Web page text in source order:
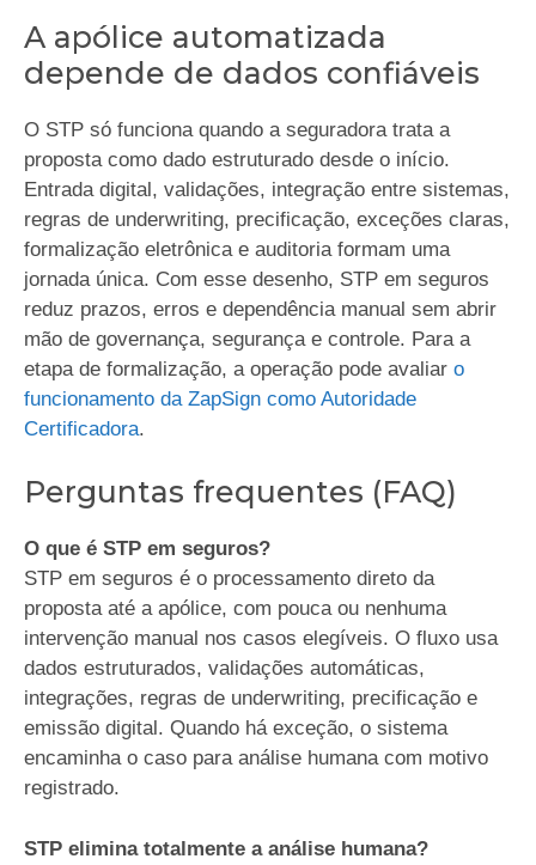
A apólice automatizada
depende de dados confiáveis
O STP só funciona quando a seguradora trata a
proposta como dado estruturado desde o início.
Entrada digital, validações, integração entre sistemas,
regras de underwriting, precificação, exceções claras,
formalização eletrônica e auditoria formam uma
jornada única. Com esse desenho, STP em seguros
reduz prazos, erros e dependência manual sem abrir
mão de governança, segurança e controle. Para a
etapa de formalização, a operação pode avaliar o
funcionamento da ZapSign como Autoridade
Certificadora.
Perguntas frequentes (FAQ)
O que é STP em seguros?
STP em seguros é o processamento direto da
proposta até a apólice, com pouca ou nenhuma
intervenção manual nos casos elegíveis. O fluxo usa
dados estruturados, validações automáticas,
integrações, regras de underwriting, precificação e
emissão digital. Quando há exceção, o sistema
encaminha o caso para análise humana com motivo
registrado.
STP elimina totalmente a análise humana?